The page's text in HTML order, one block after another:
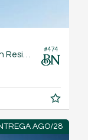
#474
Apartamento no Edifício Cosmopolitan Residence
AGO/28